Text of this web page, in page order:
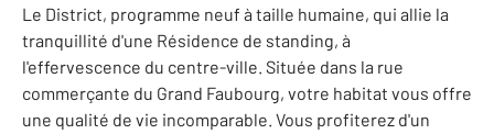
Le District, programme neuf à taille humaine, qui allie la
tranquillité d'une Résidence de standing, à
l'effervescence du centre-ville. Située dans la rue
commerçante du Grand Faubourg, votre habitat vous offre
une qualité de vie incomparable. Vous profiterez d'un